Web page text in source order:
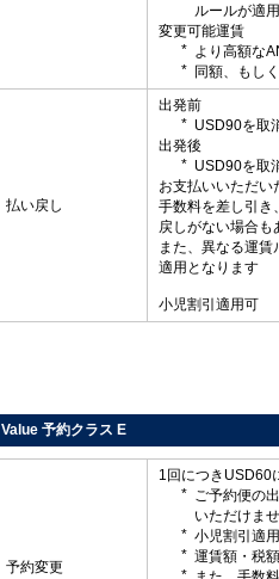
ルールが適
変更可能運賃
より高額な
同額、もし
払い戻し
出発前
USD90を取
出発後
USD90を取
お支払いいただい
手数料を差し引き
戻しがない場合も
また、異なる運
適用となります
小児割引適用可
Value 予約クラス E
予約変更
1回につきUSD60
ご予約便の
いただけま
小児割引適
運賃額・税